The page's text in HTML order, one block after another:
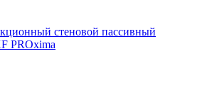
стеновой пассивный
PROxima